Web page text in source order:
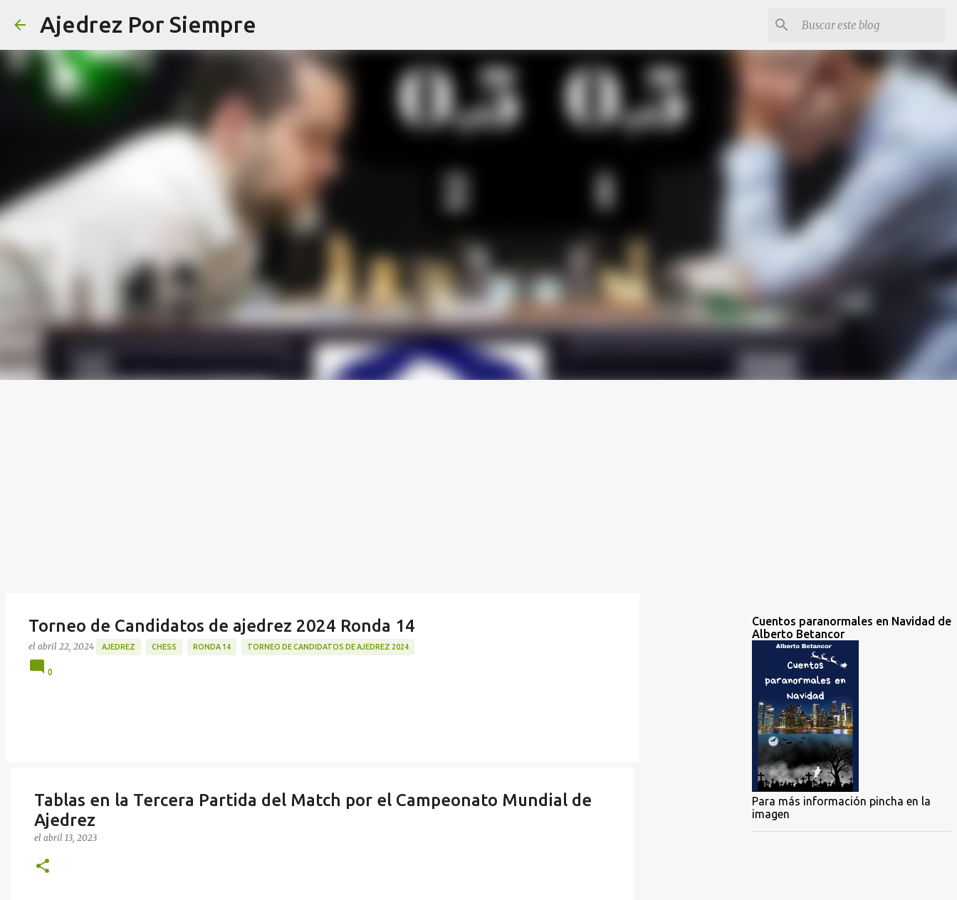
Ajedrez Por Siempre
Torneo de Candidatos de ajedrez 2024 Ronda 14
el abril 22, 2024 AJEDREZ CHESS RONDA 14 TORNEO DE CANDIDATOS DE AJEDREZ 2024
0
Tablas en la Tercera Partida del Match por el Campeonato Mundial de
Ajedrez
el abril 13, 2023
Cuentos paranormales en Navidad de
Alberto Betancor
Para más información pincha en la
imagen